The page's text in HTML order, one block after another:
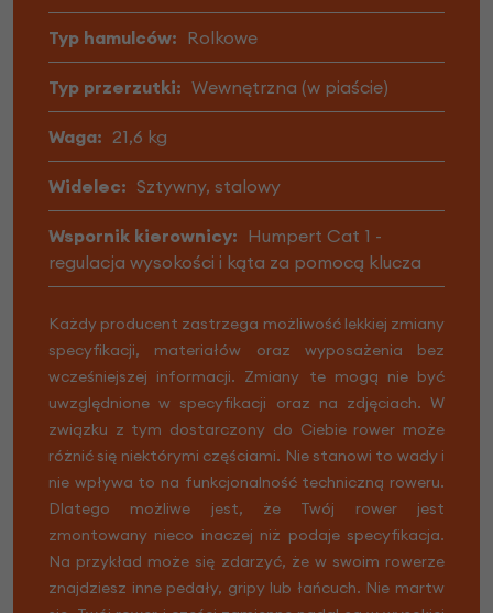
Typ hamulców: Rolkowe
Typ przerzutki: Wewnętrzna (w piaście)
Waga: 21,6 kg
Widelec: Sztywny, stalowy
Wspornik kierownicy: Humpert Cat 1 -
regulacja wysokości i kąta za pomocą klucza
Każdy producent zastrzega możliwość lekkiej zmiany
specyfikacji, materiałów oraz wyposażenia bez
wcześniejszej informacji. Zmiany te mogą nie być
uwzględnione w specyfikacji oraz na zdjęciach. W
związku z tym dostarczony do Ciebie rower może
różnić się niektórymi częściami. Nie stanowi to wady i
nie wpływa to na funkcjonalność techniczną roweru.
Dlatego możliwe jest, że Twój rower jest
zmontowany nieco inaczej niż podaje specyfikacja.
Na przykład może się zdarzyć, że w swoim rowerze
znajdziesz inne pedały, gripy lub łańcuch. Nie martw